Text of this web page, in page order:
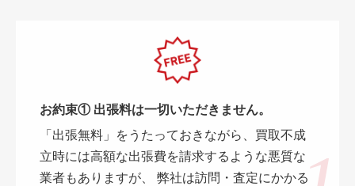
お約束① 出張料は一切いただきません。
「出張無料」をうたっておきながら、買取不成
立時には高額な出張費を請求するような悪質な
業者もありますが、 弊社は訪問・査定にかかる